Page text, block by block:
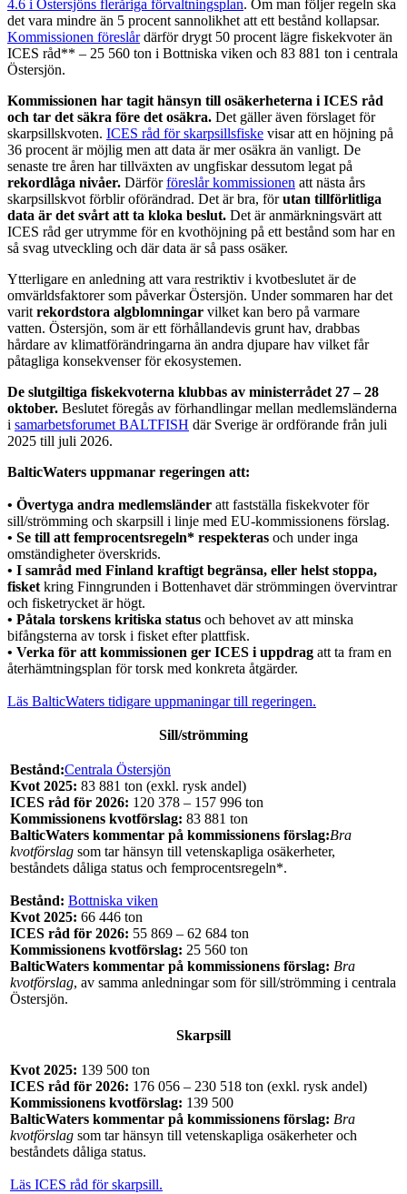
4.6 i Östersjöns fleråriga förvaltningsplan. Om man följer regeln ska
det vara mindre än 5 procent sannolikhet att ett bestånd kollapsar.
Kommissionen föreslårdärför drygt 50 procent lägre fiskekvoter än
ICES råd** – 25 560 ton i Bottniska viken och 83 881 ton i centrala
Östersjön.
Kommissionen har tagit hänsyn till osäkerheterna i ICES råd
och tar det säkra före det osäkra. Det gäller även förslaget för
skarpsillskvoten. ICES råd för skarpsillsfiske visar att en höjning på
36 procent är möjlig men att data är mer osäkra än vanligt. De
senaste tre åren har tillväxten av ungfiskar dessutom legat på
rekordlåga nivåer. Därförföreslår kommissionen att nästa års
skarpsillskvot förblir oförändrad. Det är bra, förutan tillförlitliga
data är det svårt att ta kloka beslut. Det är anmärkningsvärt att
ICES råd ger utrymme för en kvothöjning på ett bestånd som har en
så svag utveckling och där data är så pass osäker.
Ytterligare en anledning att vara restriktiv i kvotbeslutet är de
omvärldsfaktorer som påverkar Östersjön. Under sommaren har det
varit rekordstora algblomningar vilket kan bero på varmare
vatten. Östersjön, som är ett förhållandevis grunt hav, drabbas
hårdare av klimatförändringarna än andra djupare hav vilket får
påtagliga konsekvenser för ekosystemen.
De slutgiltiga fiskekvoterna klubbas av ministerrådet 27 – 28
oktober. Beslutet föregås av förhandlingar mellan medlemsländerna
i samarbetsforumet BALTFISH där Sverige är ordförande från juli
2025 till juli 2026.
BalticWaters uppmanar regeringen att:
• Övertyga andra medlemsländer att fastställa fiskekvoter för
sill/strömming och skarpsill i linje med EU-kommissionens förslag.
• Se till att femprocentsregeln* respekteras och under inga
omständigheter överskrids.
• I samråd med Finland kraftigt begränsa, eller helst stoppa,
fisket kring Finngrunden i Bottenhavet där strömmingen övervintrar
och fisketrycket är högt.
• Påtala torskens kritiska status och behovet av att minska
bifångsterna av torsk i fisket efter plattfisk.
• Verka för att kommissionen ger ICES i uppdrag att ta fram en
återhämtningsplan för torsk med konkreta åtgärder.
Läs BalticWaters tidigare uppmaningar till regeringen.
Sill/strömming
Bestånd:Centrala Östersjön
Kvot 2025: 83 881 ton (exkl. rysk andel)
ICES råd för 2026: 120 378 – 157 996 ton
Kommissionens kvotförslag: 83 881 ton
BalticWaters kommentar på kommissionens förslag:Bra
kvotförslag som tar hänsyn till vetenskapliga osäkerheter,
beståndets dåliga status och femprocentsregeln*.
Bestånd: Bottniska viken
Kvot 2025: 66 446 ton
ICES råd för 2026: 55 869 – 62 684 ton
Kommissionens kvotförslag: 25 560 ton
BalticWaters kommentar på kommissionens förslag: Bra
kvotförslag, av samma anledningar som för sill/strömming i centrala
Östersjön.
Skarpsill
Kvot 2025: 139 500 ton
ICES råd för 2026: 176 056 – 230 518 ton (exkl. rysk andel)
Kommissionens kvotförslag: 139 500
BalticWaters kommentar på kommissionens förslag: Bra
kvotförslag som tar hänsyn till vetenskapliga osäkerheter och
beståndets dåliga status.
Läs ICES råd för skarpsill.